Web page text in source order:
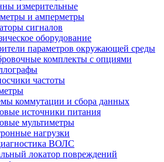
измерительные
и амперметры
сигналов
оборудование
параметров окружающей среды
комплекты с опциями
частоты
коммутации и сбора данных
источники питания
мультиметры
нагрузки
ВОЛС
локатор повреждений